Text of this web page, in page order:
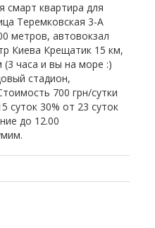
квартира для
Теремковская 3-А
метров, автовокзал
Киева Крещатик 15 км,
часа и вы на море :)
стадион,
700 грн/сутки
суток 30% от 23 суток
до 12.00